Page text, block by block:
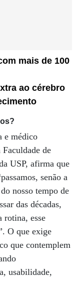
mais de 100
ao cérebro
e médico
de
USP, afirma que
senão a
nosso tempo de
das décadas,
rotina, esse
O que exige
que contemplem
usabilidade,